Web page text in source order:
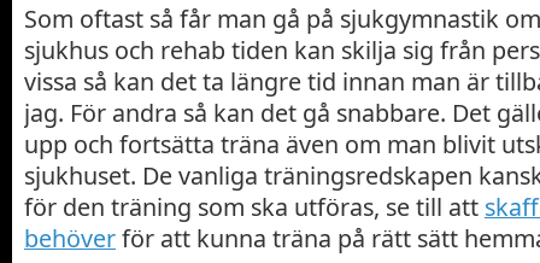
Som oftast så får man gå på sjukgymnastik
sjukhus och rehab tiden kan skilja sig från
vissa så kan det ta längre tid innan man är
jag. För andra så kan det gå snabbare. Det
upp och fortsätta träna även om man blivit
sjukhuset. De vanliga träningsredskapen
för den träning som ska utföras, se till att
behöverför att kunna träna på rätt sätt